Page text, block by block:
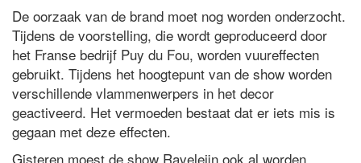
De oorzaak van de brand moet nog worden onderzocht.
Tijdens de voorstelling, die wordt geproduceerd door
het Franse bedrijf Puy du Fou, worden vuureffecten
gebruikt. Tijdens het hoogtepunt van de show worden
verschillende vlammenwerpers in het decor
geactiveerd. Het vermoeden bestaat dat er iets mis is
gegaan met deze effecten.
Gisteren moest de show Raveleijn ook al worden